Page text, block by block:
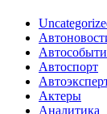
Автоспорт
Актеры
Аналитика